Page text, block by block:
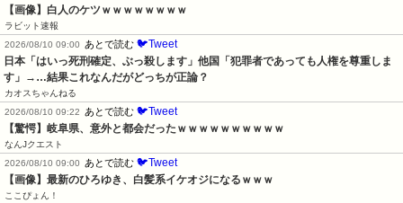
【画像】白人のケツｗｗｗｗｗｗｗｗ
ラビット速報
2026/08/10 09:00
あとで読む 🐦Tweet
日本「はいっ死刑確定、ぶっ殺します」他国「犯罪者であっても人権を尊重しま
す」→…結果これなんだがどっちが正論？
カオスちゃんねる
2026/08/10 09:22
あとで読む 🐦Tweet
【驚愕】岐阜県、意外と都会だったｗｗｗｗｗｗｗｗｗｗ
なんJクエスト
2026/08/10 09:00
あとで読む 🐦Tweet
【画像】最新のひろゆき、白髪系イケオジになるｗｗｗ
ここぴょん！